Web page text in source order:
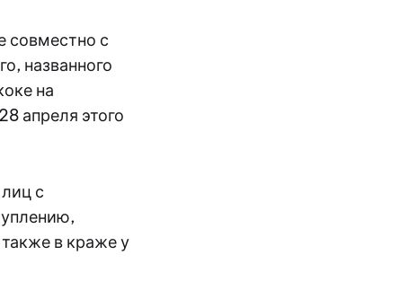
совместно с
названного
на
апреля этого
с
в краже у